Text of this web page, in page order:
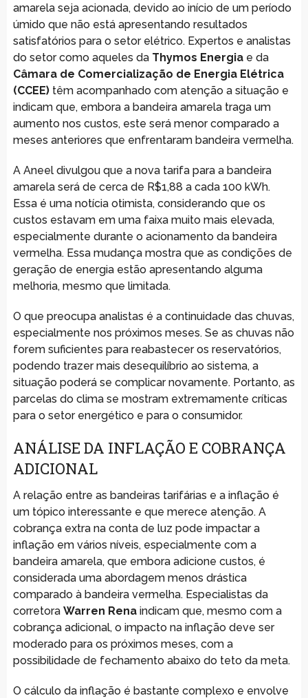
amarela seja acionada, devido ao início de um período
úmido que não está apresentando resultados
satisfatórios para o setor elétrico. Expertos e analistas
do setor como aqueles da Thymos Energiae da
Câmara de Comercialização de Energia Elétrica
(CCEE)têm acompanhado com atenção a situação e
indicam que, embora a bandeira amarela traga um
aumento nos custos, este será menor comparado a
meses anteriores que enfrentaram bandeira vermelha.
A Aneel divulgou que a nova tarifa para a bandeira
amarela será de cerca de R$1,88 a cada 100 kWh.
Essa é uma notícia otimista, considerando que os
custos estavam em uma faixa muito mais elevada,
especialmente durante o acionamento da bandeira
vermelha. Essa mudança mostra que as condições de
geração de energia estão apresentando alguma
melhoria, mesmo que limitada.
O que preocupa analistas é a continuidade das chuvas,
especialmente nos próximos meses. Se as chuvas não
forem suficientes para reabastecer os reservatórios,
podendo trazer mais desequilíbrio ao sistema, a
situação poderá se complicar novamente. Portanto, as
parcelas do clima se mostram extremamente críticas
para o setor energético e para o consumidor.
ANÁLISE DA INFLAÇÃO E COBRANÇA
ADICIONAL
A relação entre as bandeiras tarifárias e a inflação é
um tópico interessante e que merece atenção. A
cobrança extra na conta de luz pode impactar a
inflação em vários níveis, especialmente com a
bandeira amarela, que embora adicione custos, é
considerada uma abordagem menos drástica
comparado à bandeira vermelha. Especialistas da
corretora Warren Renaindicam que, mesmo com a
cobrança adicional, o impacto na inflação deve ser
moderado para os próximos meses, com a
possibilidade de fechamento abaixo do teto da meta.
O cálculo da inflação é bastante complexo e envolve